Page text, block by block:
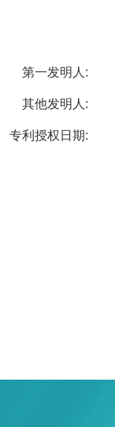
第一发明人:
其他发明人:
专利授权日期: